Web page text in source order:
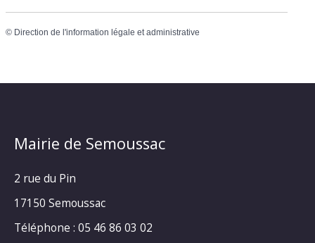
© Direction de l'information légale et administrative
Mairie de Semoussac
2 rue du Pin
17150 Semoussac
Téléphone : 05 46 86 03 02